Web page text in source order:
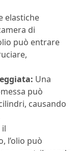
elastiche
di
può entrare
Una
può
causando
il
l’olio può